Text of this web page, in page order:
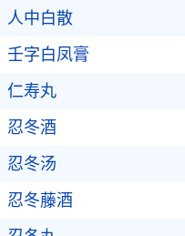
人中白散
壬字白凤膏
仁寿丸
忍冬酒
忍冬汤
忍冬藤酒